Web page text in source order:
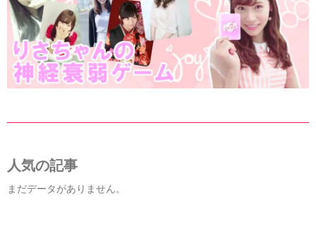
人気の記事
まだデータがありません。